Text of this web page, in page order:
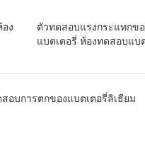
ง
ตัวทดสอบแรงกระแทกข
แบตเตอรี่ ห้องทดสอบแบ
สอบการตกของแบตเตอรี่ลิเธียม